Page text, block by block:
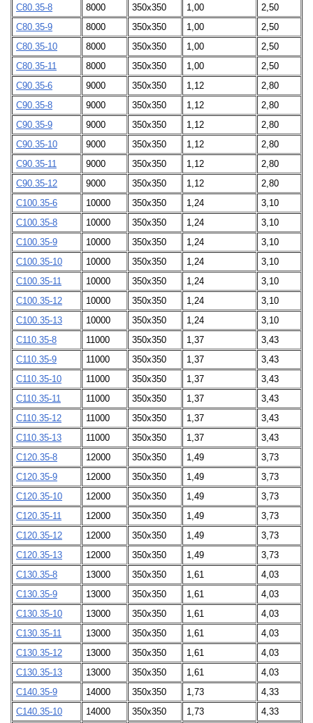
С80.35-8
8000 350х350 1,00
2,50
С80.35-9
8000 350х350 1,00
2,50
С80.35-10
8000 350х350 1,00
2,50
С80.35-11
8000 350х350 1,00
2,50
С90.35-6
9000 350х350 1,12
2,80
С90.35-8
9000 350х350 1,12
2,80
С90.35-9
9000 350х350 1,12
2,80
С90.35-10
9000 350х350 1,12
2,80
С90.35-11
9000 350х350 1,12
2,80
С90.35-12
9000 350х350 1,12
2,80
С100.35-6
10000 350х350 1,24
3,10
С100.35-8
10000 350х350 1,24
3,10
С100.35-9
10000 350х350 1,24
3,10
С100.35-10
10000 350х350 1,24
3,10
С100.35-11
10000 350х350 1,24
3,10
С100.35-12
10000 350х350 1,24
3,10
С100.35-13
10000 350х350 1,24
3,10
С110.35-8
11000 350х350 1,37
3,43
С110.35-9
11000 350х350 1,37
3,43
С110.35-10
11000 350х350 1,37
3,43
С110.35-11
11000 350х350 1,37
3,43
С110.35-12
11000 350х350 1,37
3,43
С110.35-13
11000 350х350 1,37
3,43
С120.35-8
12000 350х350 1,49
3,73
С120.35-9
12000 350х350 1,49
3,73
С120.35-10
12000 350х350 1,49
3,73
С120.35-11
12000 350х350 1,49
3,73
С120.35-12
12000 350х350 1,49
3,73
С120.35-13
12000 350х350 1,49
3,73
С130.35-8
13000 350х350 1,61
4,03
С130.35-9
13000 350х350 1,61
4,03
С130.35-10
13000 350х350 1,61
4,03
С130.35-11
13000 350х350 1,61
4,03
С130.35-12
13000 350х350 1,61
4,03
С130.35-13
13000 350х350 1,61
4,03
С140.35-9
14000 350х350 1,73
4,33
С140.35-10
14000 350х350 1,73
4,33